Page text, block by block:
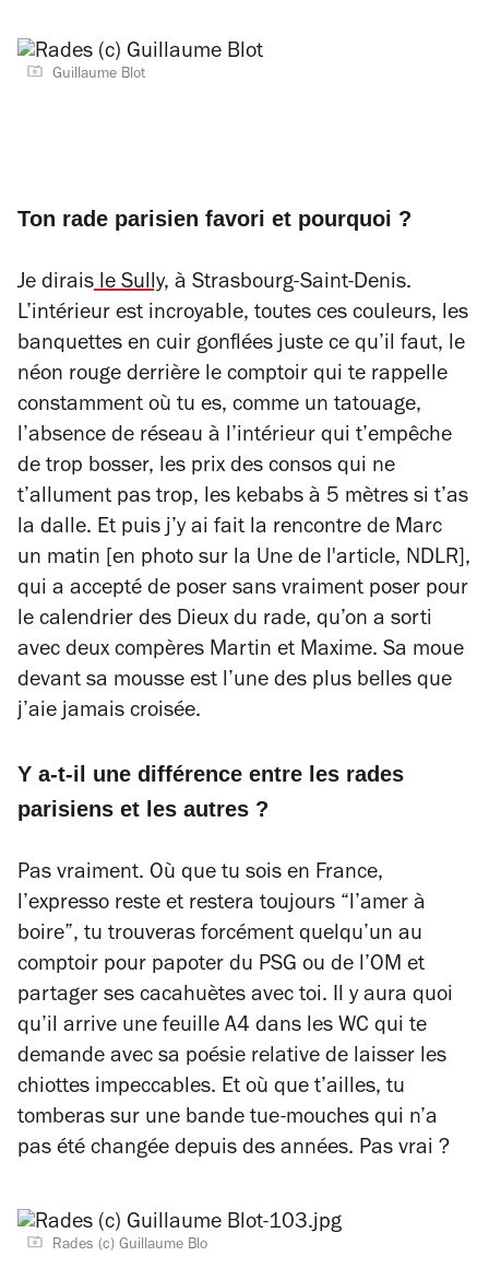
Guillaume Blot
Ton rade parisien favori et pourquoi ?
Je dirais le Sully, à Strasbourg-Saint-Denis.
L’intérieur est incroyable, toutes ces couleurs, les
banquettes en cuir gonflées juste ce qu’il faut, le
néon rouge derrière le comptoir qui te rappelle
constamment où tu es, comme un tatouage,
l’absence de réseau à l’intérieur qui t’empêche
de trop bosser, les prix des consos qui ne
t’allument pas trop, les kebabs à 5 mètres si t’as
la dalle. Et puis j’y ai fait la rencontre de Marc
un matin [en photo sur la Une de l'article, NDLR],
qui a accepté de poser sans vraiment poser pour
le calendrier des Dieux du rade, qu’on a sorti
avec deux compères Martin et Maxime. Sa moue
devant sa mousse est l’une des plus belles que
j’aie jamais croisée.
Y a-t-il une différence entre les rades
parisiens et les autres ?
Pas vraiment. Où que tu sois en France,
l’expresso reste et restera toujours “l’amer à
boire”, tu trouveras forcément quelqu’un au
comptoir pour papoter du PSG ou de l’OM et
partager ses cacahuètes avec toi. Il y aura quoi
qu’il arrive une feuille A4 dans les WC qui te
demande avec sa poésie relative de laisser les
chiottes impeccables. Et où que t’ailles, tu
tomberas sur une bande tue-mouches qui n’a
pas été changée depuis des années. Pas vrai ?
Rades (c) Guillaume Blo